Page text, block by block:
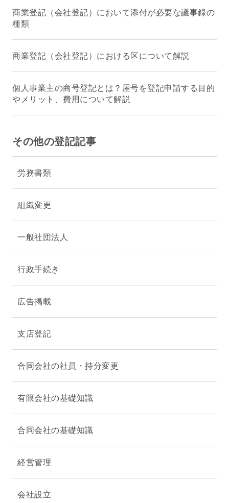
商業登記（会社登記）において添付が必要な議事録の
種類
商業登記（会社登記）における区について解説
個人事業主の商号登記とは？屋号を登記申請する目的
やメリット、費用について解説
その他の登記記事
労務書類
組織変更
一般社団法人
行政手続き
広告掲載
支店登記
合同会社の社員・持分変更
有限会社の基礎知識
合同会社の基礎知識
経営管理
会社設立